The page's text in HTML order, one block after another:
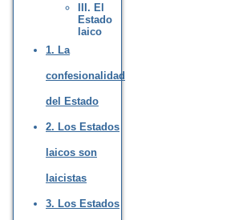
III. El
Estado
laico
1. La
confesionalidad
del Estado
2. Los Estados
laicos son
laicistas
3. Los Estados